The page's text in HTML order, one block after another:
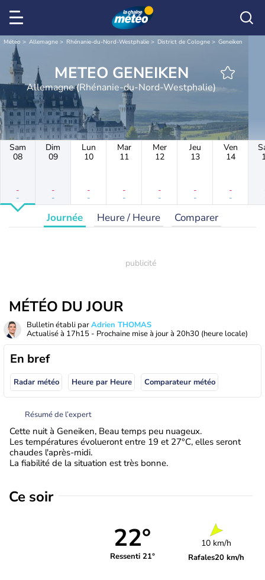
Météo Allemagne Rhénanie-du-Nord-Westphalie District de Cologne Geneiken
METEO GENEIKEN
Allemagne (Rhénanie-du-Nord-Westphalie)
Sam
08
-
-
Dim
09
-
-
Lun
10
-
-
Mar
11
-
-
Mer
12
-
-
Jeu
13
-
-
Ven
14
-
-
Journée Heure / Heure Comparer
MÉTÉO DU JOUR
Bulletin établi parAdrien THOMAS
Actualisé à 17h15 - Prochaine mise à jour à 20h30 (heure locale)
En bref
Radar météo Heure par Heure Comparateur météo
Résumé de l’expert
Cette nuit à Geneiken, Beau temps peu nuageux.
Les températures évolueront entre 19 et 27°C, elles seront
chaudes l'après-midi.
La fiabilité de la situation est très bonne.
Ce soir
22°
Ressenti 21°
10 km/h
Rafales20 km/h